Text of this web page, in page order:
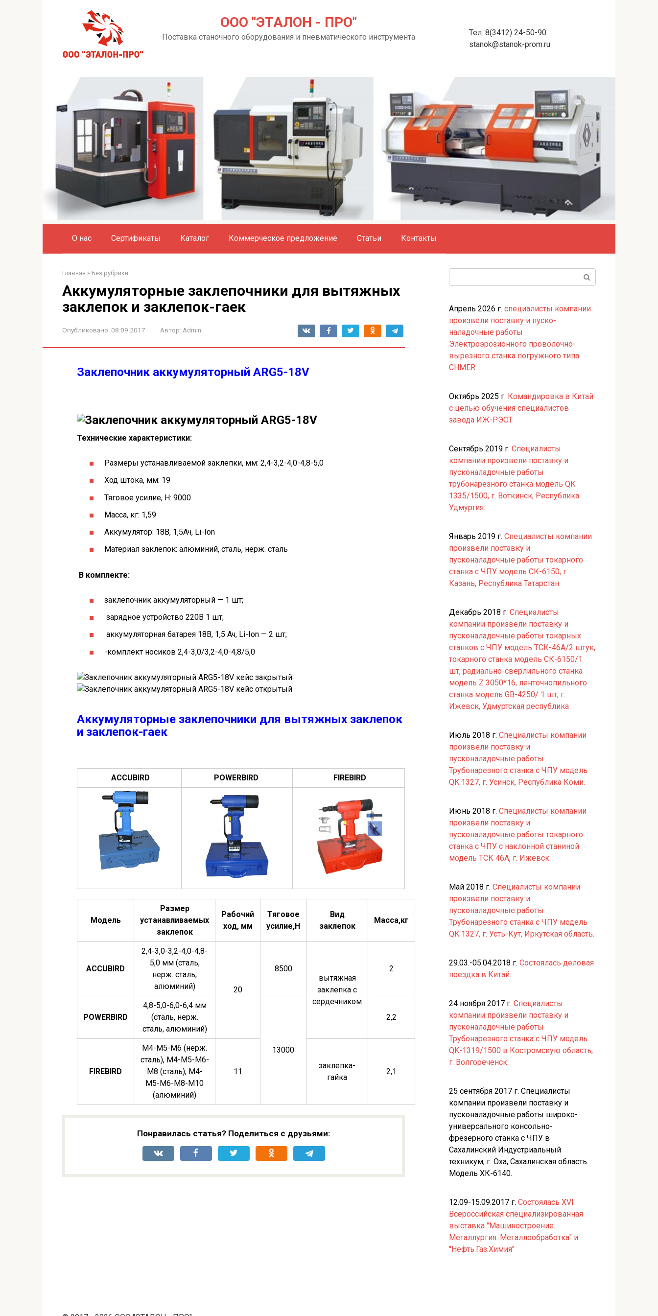
ООО "ЭТАЛОН - ПРО"
Поставка станочного оборудования и пневматического инструмента
Тел. 8(3412) 24-50-90
stanok@stanok-prom.ru
О нас Сертификаты Каталог Коммерческое предложение Статьи Контакты
Главная » Без рубрики
Аккумуляторные заклепочники для вытяжных
заклепок и заклепок-гаек
Опубликовано: 08.09.2017 Автор: Admin
Заклепочник аккумуляторный ARG5-18V
Технические характеристики:
Размеры устанавливаемой заклепки, мм: 2,4-3,2-4,0-4,8-5,0
Ход штока, мм: 19
Тяговое усилие, Н: 9000
Масса, кг: 1,59
Аккумулятор: 18В, 1,5Ач, Li-Ion
Материал заклепок: алюминий, сталь, нерж. сталь
В комплекте:
заклепочник аккумуляторный — 1 шт;
зарядное устройство 220В 1 шт;
аккумуляторная батарея 18В, 1,5 Ач, Li-Ion — 2 шт;
-комплект носиков 2,4-3,0/3,2-4,0-4,8/5,0
Аккумуляторные заклепочники для вытяжных заклепок
и заклепок-гаек
ACCUBIRD POWERBIRD FIREBIRD
Модель
Размер
устанавливаемых
заклепок
Рабочий
ход, мм
Тяговое
усилие,Н
Вид
заклепок
Масса,кг
ACCUBIRD
2,4-3,0-3,2-4,0-4,8-
5,0 мм (сталь,
нерж. сталь,
алюминий)
20
8500
вытяжная
заклепка с
сердечником
2
POWERBIRD
4,8-5,0-6,0-6,4 мм
(сталь, нерж.
сталь, алюминий)
13000
2,2
FIREBIRD
М4-М5-М6 (нерж.
сталь), М4-М5-М6-
М8 (сталь); М4-
М5-М6-М8-М10
(алюминий)
11
заклепка-
гайка
2,1
Понравилась статья? Поделиться с друзьями:
Апрель 2026 г. специалисты компании
произвели поставку и пуско-
наладочные работы
Электроэрозионного проволочно-
вырезного станка погружного типа
CHMER
Октябрь 2025 г. Командировка в Китай
с целью обучения специалистов
завода ИЖ-РЭСТ
Сентябрь 2019 г. Специалисты
компании произвели поставку и
пусконаладочные работы
трубонарезного станка модель QK
1335/1500, г. Воткинск, Республика
Удмуртия.
Январь 2019 г. Специалисты компании
произвели поставку и
пусконаладочные работы токарного
станка с ЧПУ модель СК-6150, г.
Казань, Республика Татарстан.
Декабрь 2018 г. Специалисты
компании произвели поставку и
пусконаладочные работы токарных
станков с ЧПУ модель ТСК-46А/2 штук,
токарного станка модель СК-6150/1
шт, радиально-сверлильного станка
модель Z 3050*16, ленточнопильного
станка модель GB-4250/ 1 шт, г.
Ижевск, Удмуртская республика
Июль 2018 г. Специалисты компании
произвели поставку и
пусконаладочные работы
Трубонарезного станка с ЧПУ модель
QK 1327, г. Усинск, Республика Коми.
Июнь 2018 г. Специалисты компании
произвели поставку и
пусконаладочные работы токарного
станка с ЧПУ с наклонной станиной
модель ТСК 46А, г. Ижевск.
Май 2018 г. Специалисты компании
произвели поставку и
пусконаладочные работы
Трубонарезного станка с ЧПУ модель
QK 1327, г. Усть-Кут, Иркутская область.
29.03.-05.04.2018 г. Состоялась деловая
поездка в Китай.
24 ноября 2017 г. Специалисты
компании произвели поставку и
пусконаладочные работы
Трубонарезного станка с ЧПУ модель
QK-1319/1500 в Костромскую область,
г. Волгореченск.
25 сентября 2017 г. Специалисты
компании произвели поставку и
пусконаладочные работы широко-
универсального консольно-
фрезерного станка с ЧПУ в
Сахалинский Индустриальный
техникум, г. Оха, Сахалинская область.
Модель ХК-6140.
12.09-15.09.2017 г. Состоялась XVI
Всероссийская специализированная
выставка "Машиностроение.
Металлургия. Металлообработка" и
"Нефть.Газ.Химия"